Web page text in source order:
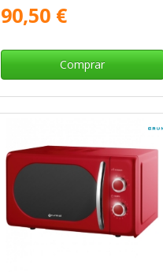
90,50 €
Comprar